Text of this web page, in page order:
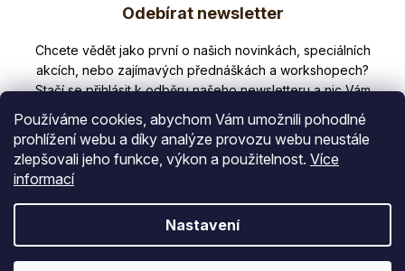
Používáme cookies, abychom Vám umožnili pohodlné
prohlížení webu a díky analýze provozu webu neustále
zlepšovali jeho funkce, výkon a použitelnost. Více
informací
Nastavení
v
y
v
ý
p
i
s
u
a
Odebírat newsletter
Nezmeškejte žádné novinky či slevy!
E-mail
Vložením e-mailu souhlasíte s
podmínkami ochrany osobních údajů